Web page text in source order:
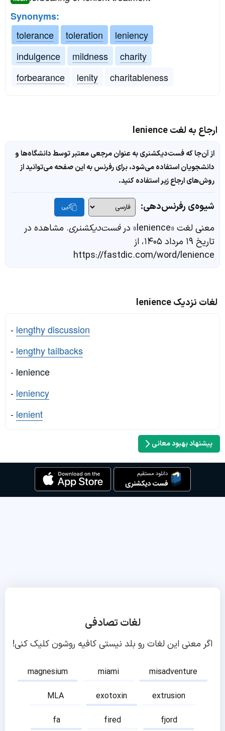
Synonyms:
tolerance
toleration
leniency
indulgence
mildness
charity
forbearance
lenity charitableness
ارجاع به لغت lenience
از آن‌جا که فست‌دیکشنری به عنوان مرجعی معتبر توسط دانشگاه‌ها و
دانشجویان استفاده می‌شود، برای رفرنس به این صفحه می‌توانید از
روش‌های ارجاع زیر استفاده کنید.
شیوه‌ی رفرنس‌دهی: کپی
معنی لغت «lenience» در فست‌دیکشنری. مشاهده در
تاریخ ۱۹ مرداد ۱۴۰۵، از
https://fastdic.com/word/lenience
لغات نزدیک lenience
- lengthy discussion
- lengthy tailbacks
- lenience
- leniency
- lenient
پیشنهاد بهبود معانی
لغات تصادفی
اگر معنی این لغات رو بلد نیستی کافیه روشون کلیک کنی!
magnesium miami
misadventure
MLA
exotoxin
extrusion
fa
fired
fjord